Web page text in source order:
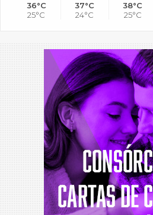
36°C
25°C
37°C
24°C
38°C
25°C